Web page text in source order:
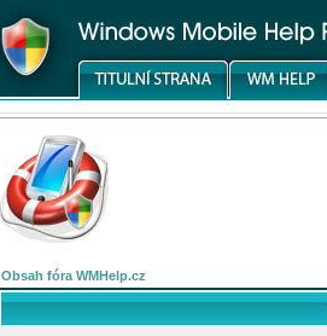
Obsah fóra WMHelp.cz